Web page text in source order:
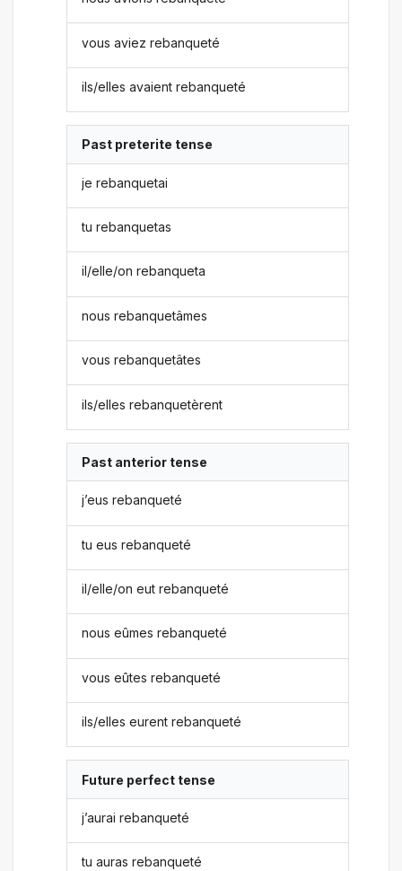
vous aviez rebanqueté
ils/elles avaient rebanqueté
Past preterite tense
je rebanquetai
tu rebanquetas
il/elle/on rebanqueta
nous rebanquetâmes
vous rebanquetâtes
ils/elles rebanquetèrent
Past anterior tense
j’eus rebanqueté
tu eus rebanqueté
il/elle/on eut rebanqueté
nous eûmes rebanqueté
vous eûtes rebanqueté
ils/elles eurent rebanqueté
Future perfect tense
j’aurai rebanqueté
tu auras rebanqueté